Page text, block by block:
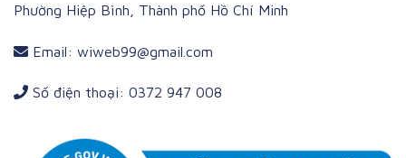
Phường Hiệp Bình, Thành phố Hồ Chí Minh
Email: wiweb99@gmail.com
Số điện thoại: 0372 947 008